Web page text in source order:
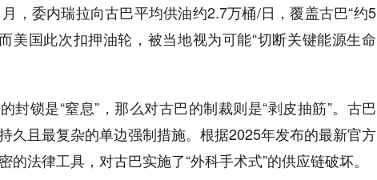
，委内瑞拉向古巴平均供油约2.7万桶/日，覆盖古巴“约5
美国此次扣押油轮，被当地视为可能“切断关键能源生命
封锁是“窒息”，那么对古巴的制裁则是“剥皮抽筋”。古巴
久且最复杂的单边强制措施。根据2025年发布的最新官方
的法律工具，对古巴实施了“外科手术式”的供应链破坏。